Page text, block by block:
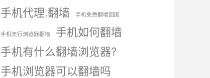
手机代理.翻墙
手机免费翻墙回国
手机天行浏览器翻墙
手机如何翻墙
手机有什么翻墙浏览器?
手机浏览器可以翻墙吗